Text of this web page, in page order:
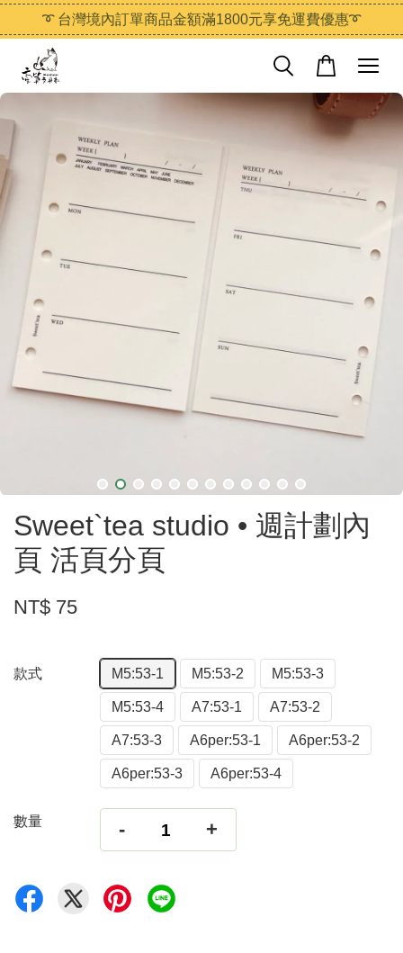
➰ 台灣境內訂單商品金額滿1800元享免運費優惠➰
Sweet`tea studio • 週計劃內
頁 活頁分頁
NT$ 75
款式 M5:53-1 M5:53-2 M5:53-3
M5:53-4 A7:53-1 A7:53-2
A7:53-3 A6per:53-1 A6per:53-2
A6per:53-3 A6per:53-4
數量 - +